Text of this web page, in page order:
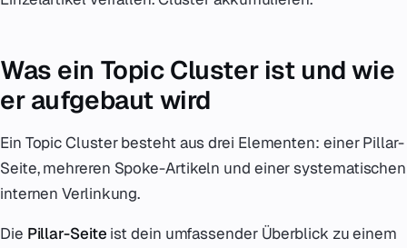
Was ein Topic Cluster ist und wie
er aufgebaut wird
Ein Topic Cluster besteht aus drei Elementen: einer Pillar-
Seite, mehreren Spoke-Artikeln und einer systematischen
internen Verlinkung.
Die Pillar-Seite ist dein umfassender Überblick zu einem